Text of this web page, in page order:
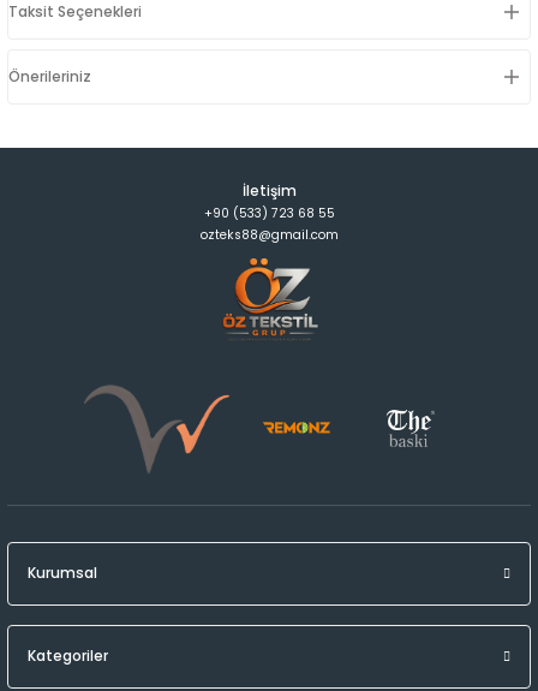
Taksit Seçenekleri
Önerileriniz
İletişim
+90 (533) 723 68 55
ozteks88@gmail.com
Kurumsal
Kategoriler